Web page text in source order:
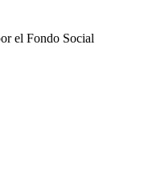
el Fondo Social